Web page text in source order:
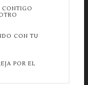
CONTIGO
CON TU
POR EL